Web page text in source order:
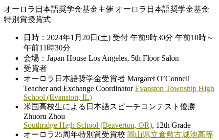
オーロラ日本語奨学金基金主催 オーロラ日本語奨学金基金
特別賞授賞式
日時：2024年1月20日(土) 受付 午前9時30分 午前10時～
午前11時30分
会場：Japan House Los Angeles, 5th Floor Salon
受賞者
オーロラ日本語奨学金受賞者 Margaret O’Connell
Teacher and Exchange CoordinatorEvanston Township High
School (Evanston, IL)
米国高校生による日本語スピーチコンテスト優勝
Zhuoru Zhou
Southridge High School (Beaverton, OR), 12th Grade
オーロラ25周年特別賞受賞校 岡山県立倉敷古城池高等